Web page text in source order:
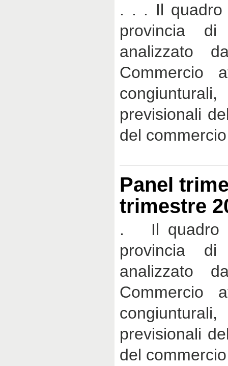
. . . Il quadro
provincia di
analizzato
Commercio
previsionali
del
Panel
trimestre
. Il quadro
provincia di
analizzato
Commercio
previsionali
del